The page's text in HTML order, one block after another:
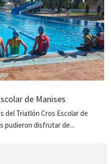
de Manises
del Triatlón Cros Escolar de
pudieron disfrutar de...